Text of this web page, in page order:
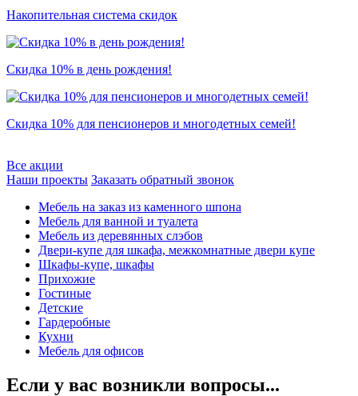
Накопительная система скидок
Скидка 10% в день рождения!
Скидка 10% для пенсионеров и многодетных семей!
Все акции
Наши проекты Заказать обратный звонок
Мебель на заказ из каменного шпона
Мебель для ванной и туалета
Мебель из деревянных слэбов
Двери-купе для шкафа, межкомнатные двери купе
Шкафы-купе, шкафы
Прихожие
Гостиные
Детские
Гардеробные
Кухни
Мебель для офисов
Если у вас возникли вопросы...